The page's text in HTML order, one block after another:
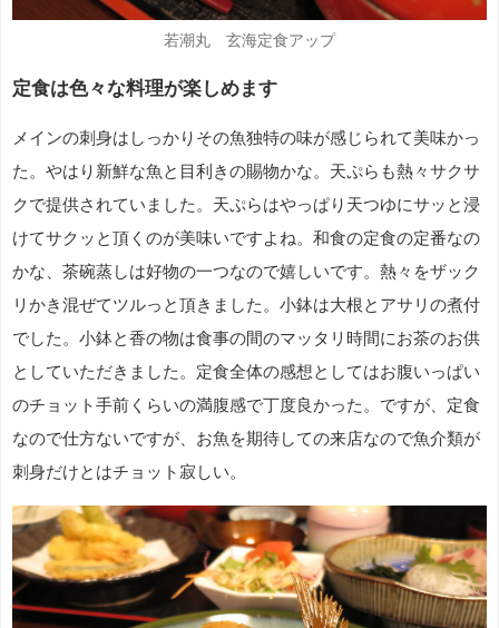
若潮丸 玄海定食アップ
定食は色々な料理が楽しめます
メインの刺身はしっかりその魚独特の味が感じられて美味かっ
た。やはり新鮮な魚と目利きの賜物かな。天ぷらも熱々サクサ
クで提供されていました。天ぷらはやっぱり天つゆにサッと浸
けてサクッと頂くのが美味いですよね。和食の定食の定番なの
かな、茶碗蒸しは好物の一つなので嬉しいです。熱々をザック
リかき混ぜてツルっと頂きました。小鉢は大根とアサリの煮付
でした。小鉢と香の物は食事の間のマッタリ時間にお茶のお供
としていただきました。定食全体の感想としてはお腹いっぱい
のチョット手前くらいの満腹感で丁度良かった。ですが、定食
なので仕方ないですが、お魚を期待しての来店なので魚介類が
刺身だけとはチョット寂しい。